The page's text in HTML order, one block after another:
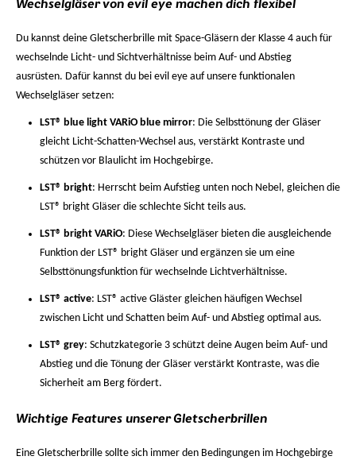
Wechselgläser von evil eye machen dich flexibel
Du kannst deine Gletscherbrille mit Space-Gläsern der Klasse 4 auch für
wechselnde Licht- und Sichtverhältnisse beim Auf- und Abstieg
ausrüsten. Dafür kannst du bei evil eye auf unsere funktionalen
Wechselgläser setzen:
LST® blue light VARiO blue mirror: Die Selbsttönung der Gläser
gleicht Licht-Schatten-Wechsel aus, verstärkt Kontraste und
schützen vor Blaulicht im Hochgebirge.
LST® bright: Herrscht beim Aufstieg unten noch Nebel, gleichen die
LST® bright Gläser die schlechte Sicht teils aus.
LST® bright VARiO: Diese Wechselgläser bieten die ausgleichende
Funktion der LST® bright Gläser und ergänzen sie um eine
Selbsttönungsfunktion für wechselnde Lichtverhältnisse.
LST® active: LST® active Gläster gleichen häufigen Wechsel
zwischen Licht und Schatten beim Auf- und Abstieg optimal aus.
LST® grey: Schutzkategorie 3 schützt deine Augen beim Auf- und
Abstieg und die Tönung der Gläser verstärkt Kontraste, was die
Sicherheit am Berg fördert.
Wichtige Features unserer Gletscherbrillen
Eine Gletscherbrille sollte sich immer den Bedingungen im Hochgebirge